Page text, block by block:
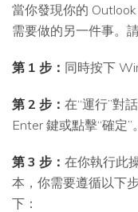
當你發現你的
需要做的另一件事。
第 1 步： 同時按下
第 2 步： 在“運行”對
Enter 鍵或點擊“確定”。
第 3 步： 在你執行此
本，你需要遵循以下
下：